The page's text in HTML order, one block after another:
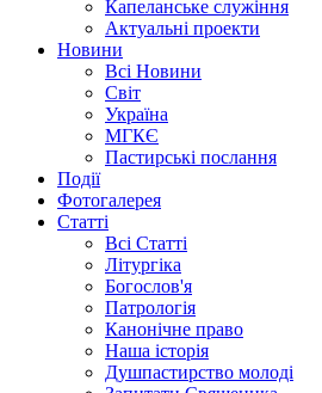
Капеланське служіння
Актуальні проекти
Новини
Всі Новини
Світ
Україна
МГКЄ
Пастирські послання
Події
Фотогалерея
Статті
Всі Статті
Літургіка
Богослов'я
Патрологія
Канонічне право
Наша історія
Душпастирство молоді